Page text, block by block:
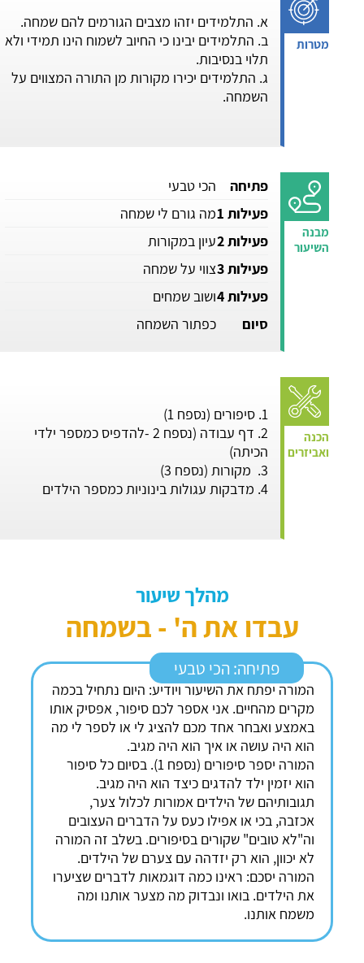
א. התלמידים יזהו מצבים הגורמים להם שמחה.
ב. התלמידים יבינו כי החיוב לשמוח הינו תמידי ולא
תלוי בנסיבות.
ג. התלמידים יכירו מקורות מן התורה המצווים על
השמחה.
פתיחה
הכי טבעי
פעילות 1
מה גורם לי שמחה
פעילות 2
עיון במקורות
פעילות 3
צווי על שמחה
פעילות 4
ושוב שמחים
סיום
כפתור השמחה
1. סיפורים (נספח 1)
2. דף עבודה (נספח 2 -להדפיס כמספר ילדי
הכיתה)
3. מקורות (נספח 3)
4. מדבקות עגולות בינוניות כמספר הילדים
מהלך שיעור
עבדו את ה' - בשמחה
פתיחה: הכי טבעי
המורה יפתח את השיעור ויודיע: היום נתחיל בכמה
מקרים מהחיים. אני אספר לכם סיפור, אפסיק אותו
באמצע ואבחר אחד מכם להציג לי או לספר לי מה
הוא היה עושה או איך הוא היה מגיב.
המורה יספר סיפורים (נספח 1). בסיום כל סיפור
הוא יזמין ילד להדגים כיצד הוא היה מגיב.
תגובותיהם של הילדים אמורות לכלול צער,
אכזבה, בכי או אפילו כעס על הדברים העצובים
וה"לא טובים" שקורים בסיפורים. בשלב זה המורה
לא יכוון, הוא רק יזדהה עם צערם של הילדים.
המורה יסכם: ראינו כמה דוגמאות לדברים שציערו
את הילדים. בואו ונבדוק מה מצער אותנו ומה
משמח אותנו.